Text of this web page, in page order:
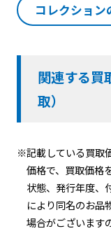
コレクション
関連する買
取）
※記載している買取
価格で、買取価格
状態、発行年度、
により同名のお品
場合がございます